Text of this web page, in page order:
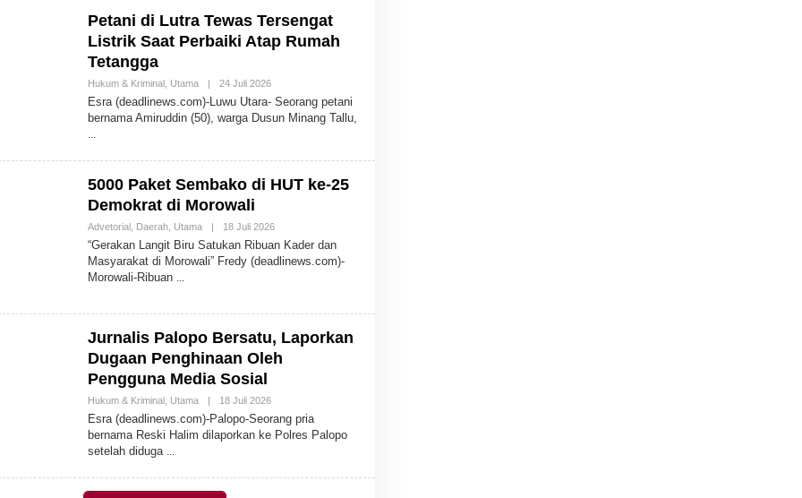
I
N
Petani di Lutra Tewas Tersengat
Listrik Saat Perbaiki Atap Rumah
Tetangga
Hukum & Kriminal, Utama | 24 Juli 2026O
E
H
M
N
Esra (deadlinews.com)-Luwu Utara- Seorang petani
bernama Amiruddin (50), warga Dusun Minang Tallu,
5000 Paket Sembako di HUT ke-25
Demokrat di Morowali
Advetorial, Daerah, Utama | 18 Juli 2026O
E
H
I
“Gerakan Langit Biru Satukan Ribuan Kader dan
Masyarakat di Morowali” Fredy (deadlinews.com)-
Morowali-Ribuan
Jurnalis Palopo Bersatu, Laporkan
Dugaan Penghinaan Oleh
Pengguna Media Sosial
Hukum & Kriminal, Utama | 18 Juli 2026O
E
H
M
Esra (deadlinews.com)-Palopo-Seorang pria
bernama Reski Halim dilaporkan ke Polres Palopo
setelah diduga